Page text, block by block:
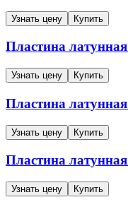
Узнать цену Купить
Пластина латунная
Узнать цену Купить
Пластина латунная
Узнать цену Купить
Пластина латунная
Узнать цену Купить